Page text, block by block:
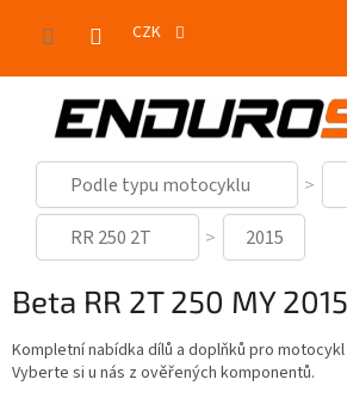
CZK
Podle typu motocyklu
RR 250 2T
2015
Beta RR 2T 250 MY 2015
Kompletní nabídka dílů a doplňků pro motocykl
Vyberte si u nás z ověřených komponentů.